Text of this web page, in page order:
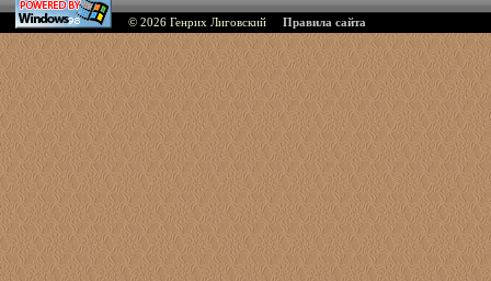
© 2026 Генрих Лиговский Правила сайта